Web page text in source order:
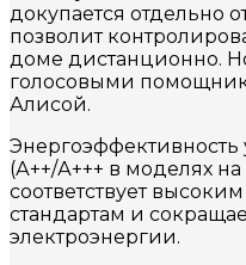
докупается отдельно
позволит
доме дистанционно.
голосовыми
Алисой.
Энергоэффективность
(А++/А+++ в моделях
соответствует
стандартам и
электроэнергии.